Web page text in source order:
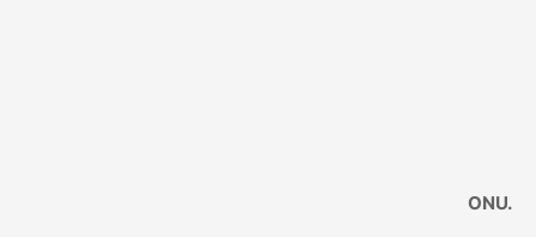
ONU.